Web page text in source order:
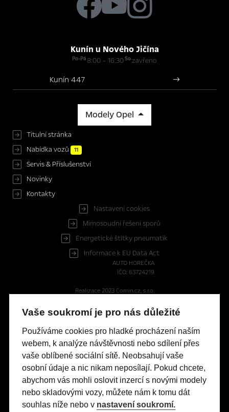
Kunín u Nového Jičína
Po-Pá8:00 – 16:30Sozavřeno
Kunín 447
Modely Opel
Titulní stránka
Nabídka vozů
11
Servis & Příslušenství
Novinky
Kontakty
Nastavení cookies
Mimosoudní řešení sporů
Energetické štítky pneumatik
Informace k EU Data Act
AUTO HOREČKA
IČO: 63724219
Realizace 2023 Comin.cz, s.r.o.
Opel ASTRA HB 1.5 CDTI Financování Astra Edition HB 1.5 CDTI
(96 kW/130 k) AT8: Pořizovací cena s DPH: 579 990 Kč, část ceny
hrazená klientem (60%): 347 994 Kč, délka úvěru 60 měsíců,
splátka bez pojištění 3.990 Kč, pevná výpůjční úroková sazba:
1,24% p.a., nabídka je určena pro fyzické osoby podnikatele a
právnické osoby a platí do 30. 6. 2026 nebo do odvolání.
Tato nabídka je pouze indikativní, není návrhem na uzavření
smlouvy a nelze z ní proto dovozovat povinnost společnosti
Vaše soukromí je pro nás důležité
Používáme cookies pro hladké procházení naším
webem, k analýze návštěvnosti nebo sdílení přes
vaše oblíbené sociální sítě. Neobsahují vaše
osobní údaje a nic nikam neposílají. Pokud chcete,
abychom vás mohli oslovit inzercí s novými modely
nebo skladovými vozy, můžete nám k tomu dát
souhlas níže nebo v nastavení soukromí.